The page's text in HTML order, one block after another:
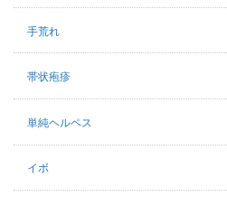
手荒れ
帯状疱疹
単純ヘルペス
イボ